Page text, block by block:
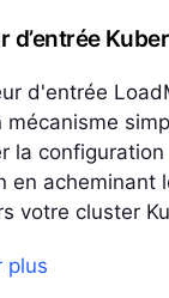
d’entrée
d'entrée
mécanisme
la
en acheminant
votre cluster
plus